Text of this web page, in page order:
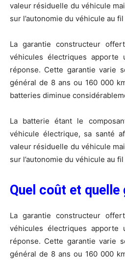
valeur résiduelle du véhicule
sur l’autonomie du véhicule au
La garantie constructeur
véhicules électriques apporte
réponse. Cette garantie varie
général de 8 ans ou 160 000
batteries diminue
La batterie étant le
véhicule électrique, sa santé
valeur résiduelle du véhicule
sur l’autonomie du véhicule au
Quel coût et quelle
La garantie constructeur
véhicules électriques apporte
réponse. Cette garantie varie
général de 8 ans ou 160 000